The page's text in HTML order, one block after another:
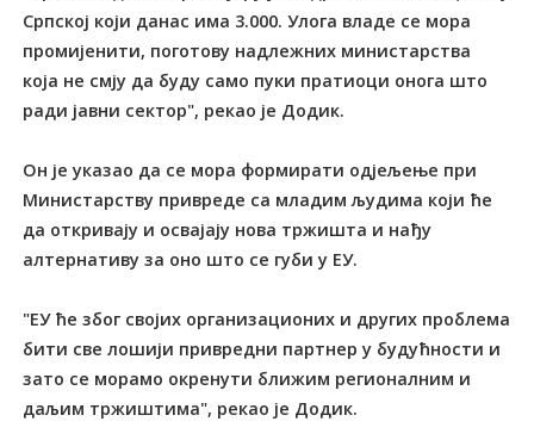
Српској који данас има 3.000. Улога владе се мора
промијенити, поготову надлежних министарства
која не смју да буду само пуки пратиоци онога што
ради јавни сектор", рекао је Додик.
Он је указао да се мора формирати одјељење при
Министарству привреде са младим људима који ће
да откривају и освајају нова тржишта и нађу
алтернативу за оно што се губи у ЕУ.
"ЕУ ће због својих организационих и других проблема
бити све лошији привредни партнер у будућности и
зато се морамо окренути ближим регионалним и
даљим тржиштима", рекао је Додик.